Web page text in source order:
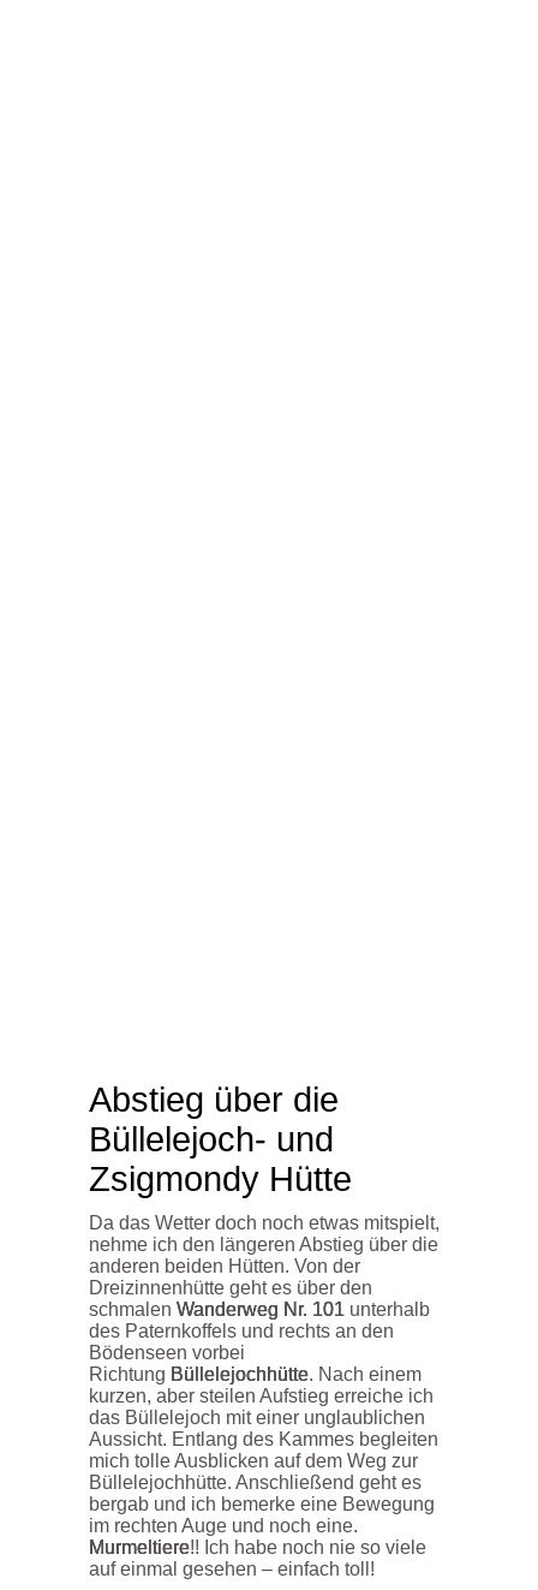
Abstieg über die
Büllelejoch- und
Zsigmondy Hütte
Da das Wetter doch noch etwas mitspielt,
nehme ich den längeren Abstieg über die
anderen beiden Hütten. Von der
Dreizinnenhütte geht es über den
schmalen Wanderweg Nr. 101 unterhalb
des Paternkoffels und rechts an den
Bödenseen vorbei
Richtung Büllelejochhütte. Nach einem
kurzen, aber steilen Aufstieg erreiche ich
das Büllelejoch mit einer unglaublichen
Aussicht. Entlang des Kammes begleiten
mich tolle Ausblicken auf dem Weg zur
Büllelejochhütte. Anschließend geht es
bergab und ich bemerke eine Bewegung
im rechten Auge und noch eine.
Murmeltiere!! Ich habe noch nie so viele
auf einmal gesehen – einfach toll!